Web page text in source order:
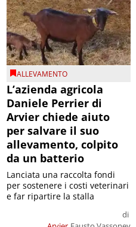
ALLEVAMENTO
L’azienda agricola
Daniele Perrier di
Arvier chiede aiuto
per salvare il suo
allevamento, colpito
da un batterio
di
Lanciata una raccolta fondi
per sostenere i costi veterinari
e far ripartire la stalla